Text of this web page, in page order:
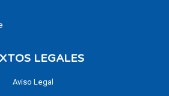
LEGALES
Aviso Legal